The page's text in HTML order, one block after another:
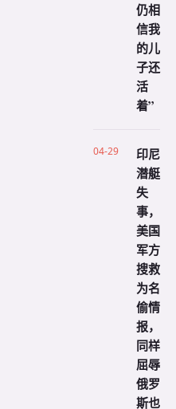
仍相
信我
的儿
子还
活
着”
04-29
印尼
潜艇
失
事，
美国
军方
搜救
为名
偷情
报，
同样
屈辱
俄罗
斯也